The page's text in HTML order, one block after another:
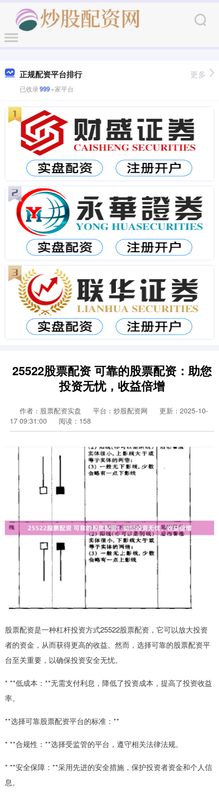
正规配资平台排行
已收录999+家平台
更多
25522股票配资 可靠的股票配资：助您
投资无忧，收益倍增
作者：股票配资实盘 平台：炒股配资网
更新：2025-10-
17 09:31:00
阅读：158
股票配资是一种杠杆投资方式25522股票配资，它可以放大投资
者的资金，从而获得更高的收益。然而，选择可靠的股票配资平
台至关重要，以确保投资安全无忧。
* **低成本：**无需支付利息，降低了投资成本，提高了投资收益
率。
**选择可靠股票配资平台的标准：**
* **合规性：**选择受监管的平台，遵守相关法律法规。
* **安全保障：**采用先进的安全措施，保护投资者资金和个人信
息。